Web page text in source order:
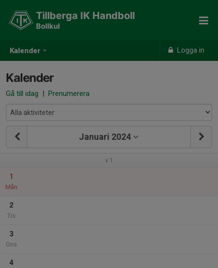
Kalender Logga in
Tillberga IK Handboll
Bollkul
Kalender
Gå till idag | Prenumerera
Januari 2024
v.1
1
Mån
2
Tis
3
Ons
4